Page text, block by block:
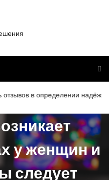
надёжности и
у женщин и
следует